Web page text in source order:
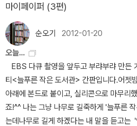
마이페이퍼 (3편)
순오기 2012-01-20
오늘...
EBS 다큐 촬영을 앞두고 부랴부랴 만든
티<늘푸른 작은 도서관> 간판입니다.어젯
아래에 본드로 붙이고, 실리콘으로 마무리
죠!^^ 나는 그냥 나무로 길죽하게 '늘푸른
는데나무로 길게 하겠다는 내 말을 듣고는